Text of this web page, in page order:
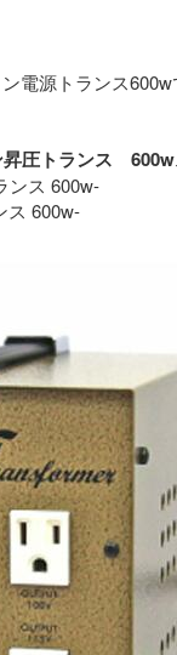
電源トランス
圧トランス　
ス 600w-